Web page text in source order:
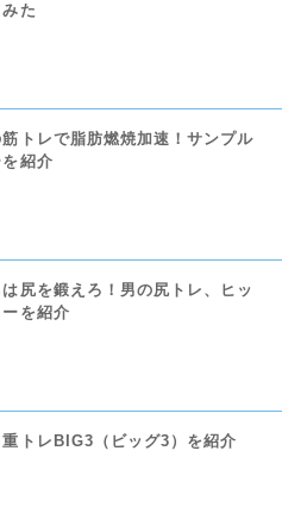
た
トレで脂肪燃焼加速！サンプル
紹介
尻を鍛えろ！男の尻トレ、ヒッ
を紹介
トレBIG3（ビッグ3）を紹介